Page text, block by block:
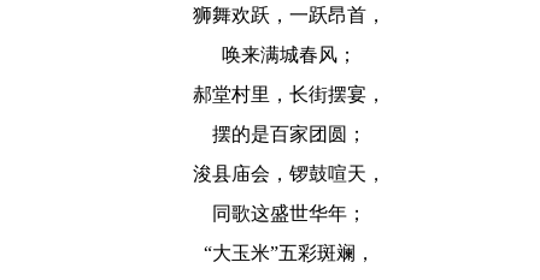
狮舞欢跃，一跃昂首，
唤来满城春风；
郝堂村里，长街摆宴，
摆的是百家团圆；
浚县庙会，锣鼓喧天，
同歌这盛世华年；
“大玉米”五彩斑斓，